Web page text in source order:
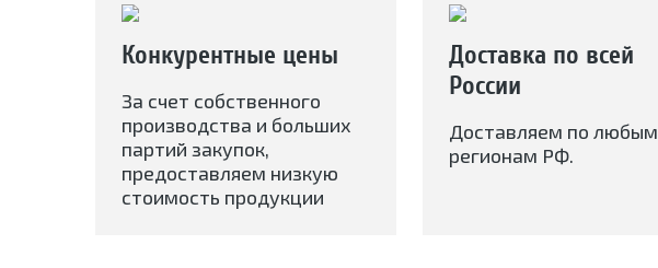
Конкурентные цены
За счет собственного
производства и больших
партий закупок,
предоставляем низкую
стоимость продукции
Доставка по всей
России
Доставляем по любым
регионам РФ.